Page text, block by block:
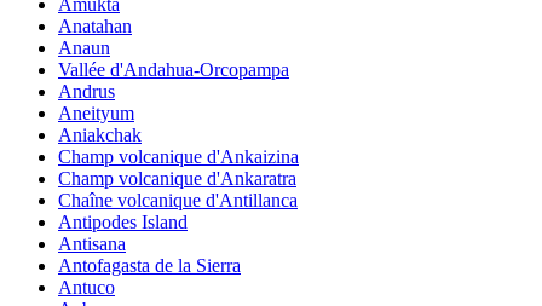
Anatahan
Anaun
Vallée d'Andahua-Orcopampa
Andrus
Aneityum
Aniakchak
Champ volcanique d'Ankaizina
Champ volcanique d'Ankaratra
Chaîne volcanique d'Antillanca
Antipodes Island
Antisana
Antofagasta de la Sierra
Antuco